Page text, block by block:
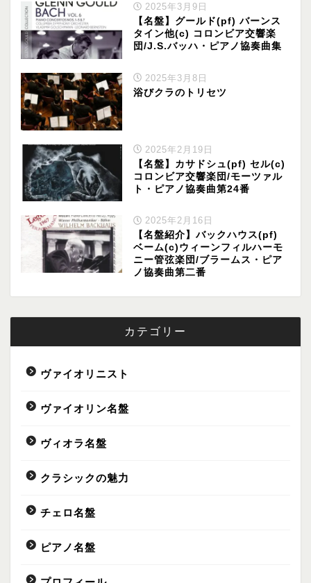
2025年3月9日
【名盤】グールド(pf) バーンス
タイン他(c) コロンビア交響楽
団/J.S.バッハ・ピアノ協奏曲集
2025年3月8日
浴びクラのトリセツ
2025年2月19日
【名盤】カサドシュ(pf) セル(c)
コロンビア交響楽団/モーツァル
ト・ピアノ協奏曲第24番
2025年2月16日
【名盤紹介】バックハウス(pf)
ベーム(c)ウィーンフィルハーモ
ニー管弦楽団/ブラームス・ピア
ノ協奏曲第二番
カテゴリー
ヴァイオリニスト
ヴァイオリン名盤
ヴィオラ名盤
クラシックの魅力
チェロ名盤
ピアノ名盤